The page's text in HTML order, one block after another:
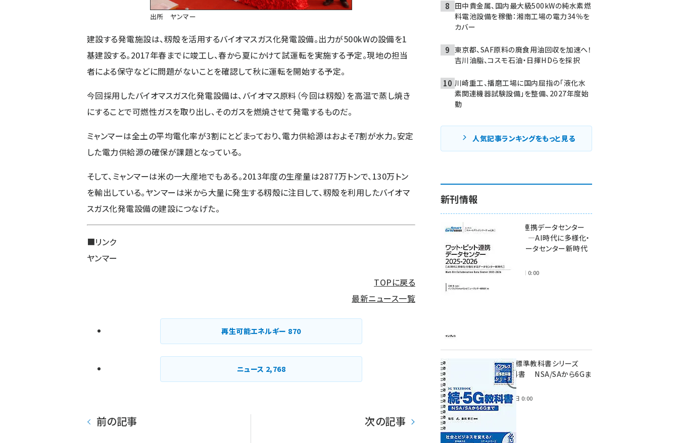
出所 ヤンマー
建設する発電施設は、籾殻を活用するバイオマスガス化発電設備。出力が500kWの設備を1
基建設する。2017年春までに竣工し、春から夏にかけて試運転を実施する予定。現地の担当
者による保守などに問題がないことを確認して秋に運転を開始する予定。
今回採用したバイオマスガス化発電設備は、バイオマス原料（今回は籾殻）を高温で蒸し焼き
にすることで可燃性ガスを取り出し、そのガスを燃焼させて発電するものだ。
ミャンマーは全土の平均電化率が3割にとどまっており、電力供給源はおよそ7割が水力。安定
した電力供給源の確保が課題となっている。
そして、ミャンマーは米の一大産地でもある。2013年度の生産量は2877万トンで、130万トン
を輸出している。ヤンマーは米から大量に発生する籾殻に注目して、籾殻を利用したバイオマ
スガス化発電設備の建設につなげた。
■リンク
ヤンマー
TOPに戻る
最新ニュース一覧
再生可能エネルギー 870
ニュース 2,768
前の記事 次の記事
田中貴金属、国内最大級500kWの純水素燃
料電池設備を稼働：湘南工場の電力34％を
カバー
東京都、SAF原料の廃食用油回収を加速へ！
吉川油脂、コスモ石油・日揮HDらを採択
川崎重工、播磨工場に国内屈指の「液化水
素関連機器試験設備」を整備、2027年度始
動
人気記事ランキングをもっと見る
新刊情報
ワット・ビット連携データセンター
2025-2026 ―AI時代に多様化・
分散化するデータセンター新時代
2025年11月28日 0:00
インプレス標準教科書シリーズ
続・5G教科書 NSA/SAから6Gま
2023年4月3日 0:00